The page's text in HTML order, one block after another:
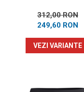
312,00 RON
249,60 RON
VEZI VARIANTE